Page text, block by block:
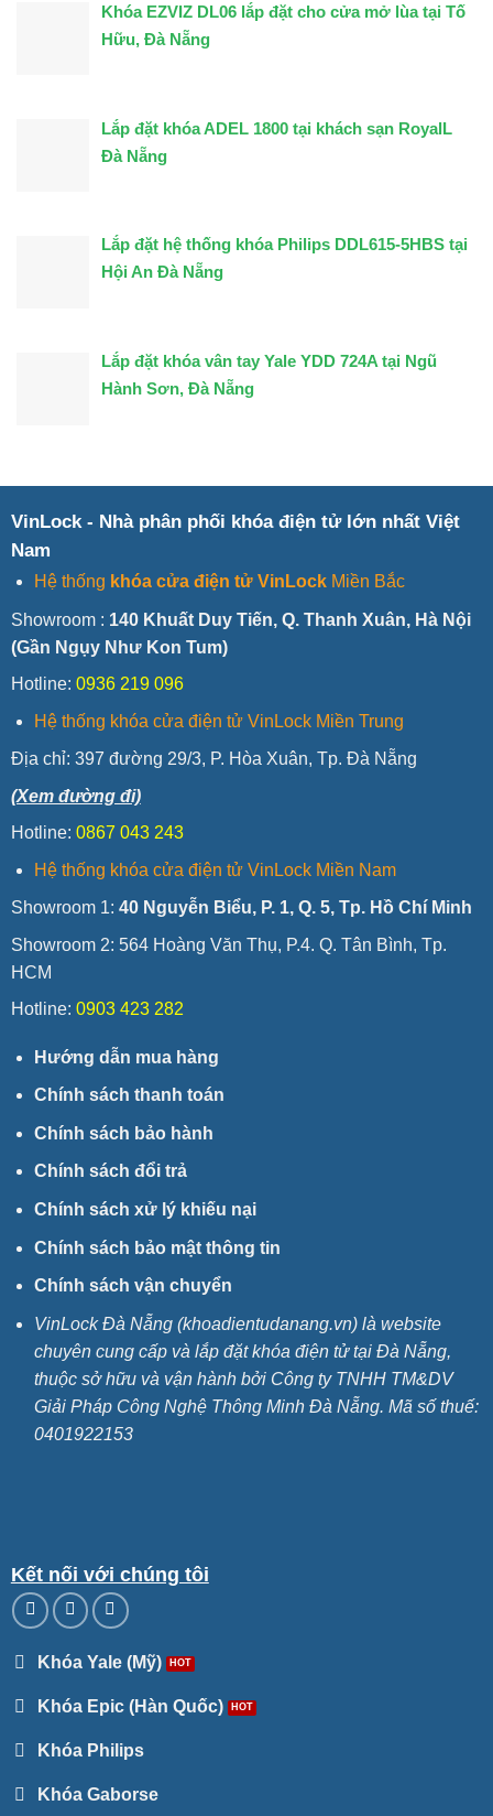
Khóa EZVIZ DL06 lắp đặt cho cửa mở lùa tại Tố
Hữu, Đà Nẵng
Lắp đặt khóa ADEL 1800 tại khách sạn RoyalL
Đà Nẵng
Lắp đặt hệ thống khóa Philips DDL615-5HBS tại
Hội An Đà Nẵng
Lắp đặt khóa vân tay Yale YDD 724A tại Ngũ
Hành Sơn, Đà Nẵng
VinLock - Nhà phân phối khóa điện tử lớn nhất Việt
Nam
Hệ thống khóa cửa điện tử VinLockMiền Bắc
Showroom : 140 Khuất Duy Tiến, Q. Thanh Xuân, Hà Nội
(Gần Ngụy Như Kon Tum)
Hotline: 0936 219 096
Hệ thống khóa cửa điện tử VinLock Miền Trung
Địa chỉ: 397 đường 29/3, P. Hòa Xuân, Tp. Đà Nẵng
(Xem đường đi)
Hotline: 0867 043 243
Hệ thống khóa cửa điện tử VinLock Miền Nam
Showroom 1: 40 Nguyễn Biểu, P. 1, Q. 5, Tp. Hồ Chí Minh
Showroom 2: 564 Hoàng Văn Thụ, P.4. Q. Tân Bình, Tp.
HCM
Hotline: 0903 423 282
Hướng dẫn mua hàng
Chính sách thanh toán
Chính sách bảo hành
Chính sách đổi trả
Chính sách xử lý khiếu nại
Chính sách bảo mật thông tin
Chính sách vận chuyển
VinLock Đà Nẵng (khoadientudanang.vn) là website
chuyên cung cấp và lắp đặt khóa điện tử tại Đà Nẵng,
thuộc sở hữu và vận hành bởi Công ty TNHH TM&DV
Giải Pháp Công Nghệ Thông Minh Đà Nẵng. Mã số thuế:
0401922153
Kết nối với chúng tôi
Khóa Yale (Mỹ)
Khóa Epic (Hàn Quốc)
Khóa Philips
Khóa Gaborse